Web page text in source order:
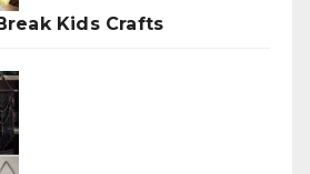
Kids Crafts